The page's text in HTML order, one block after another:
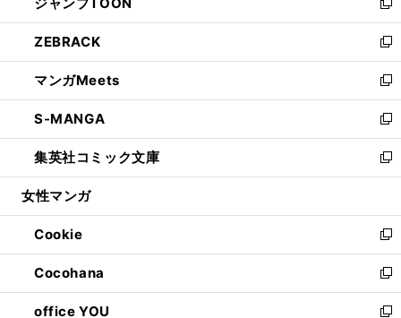
で
開
く
ド
ウ
で
開
く
ィ
ン
ド
ウ
で
開
く
い
ウ
ィ
ン
ド
ウ
で
開
く
新
し
い
ウ
ィ
ン
ド
ウ
で
開
ZEBRACK
新
し
い
ウ
ィ
ン
ド
ウ
開
く
マンガMeets
新
し
い
ウ
ィ
ン
ウ
で
開
く
S-MANGA
新
し
い
ウ
ン
ド
ウ
で
開
く
集英社コミック文庫
新
し
ウ
ィ
ン
ド
ウ
で
女性マンガ
Cookie
新
し
い
ウ
ィ
Cocohana
新
し
い
office YOU